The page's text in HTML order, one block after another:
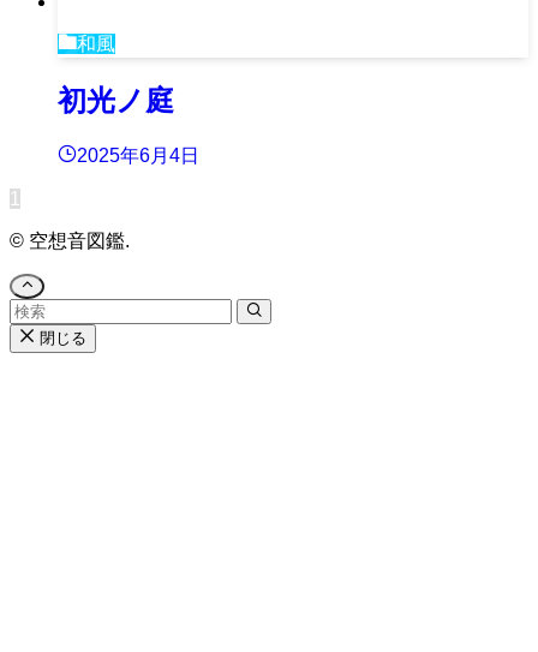
和風
初光ノ庭
2025年6月4日
1
© 空想音図鑑.
閉じる